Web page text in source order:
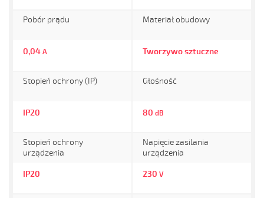
Pobór prądu
0,04 A
Materiał obudowy
Tworzywo sztuczne
Stopień ochrony (IP)
IP20
Głośność
80 dB
Stopień ochrony
urządzenia
IP20
Napięcie zasilania
urządzenia
230 V